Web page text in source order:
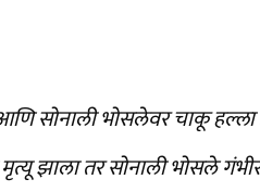
सोनाली भोसलेवर चाकू हल्ला
झाला तर सोनाली भोसले